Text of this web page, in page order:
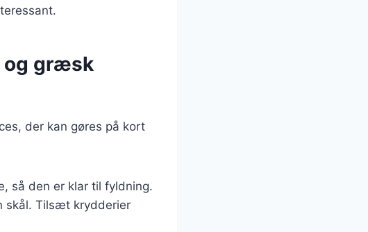
og græsk
der kan gøres på kort
så den er klar til fyldning.
skål. Tilsæt krydderier